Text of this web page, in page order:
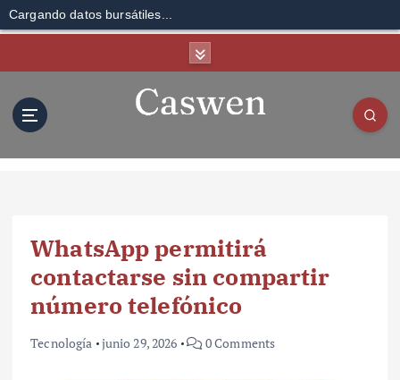
Cargando datos bursátiles...
WhatsApp permitirá
contactarse sin compartir
número telefónico
Tecnología junio 29, 2026 0 Comments